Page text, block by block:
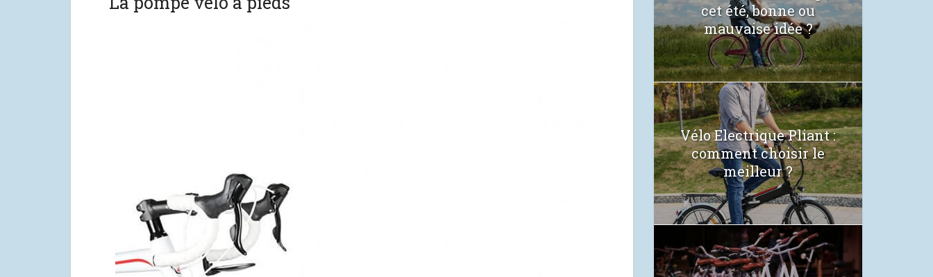
cet été, bonne ou
mauvaise idée ?
Vélo Electrique Pliant :
comment choisir le
meilleur ?